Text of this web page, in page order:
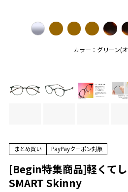
カラー：グリーン(
まとめ買い PayPayクーポン対象
[Begin特集商品]軽くて
SMART Skinny